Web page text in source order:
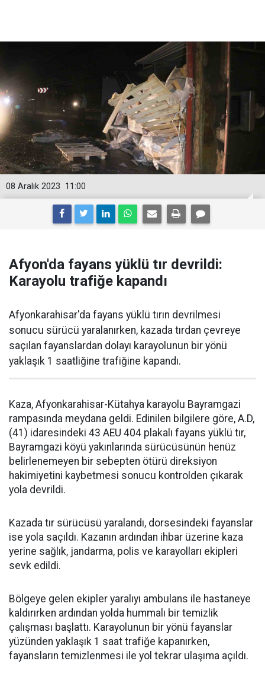
11:00
08 Aralık 2023
Afyon'da fayans yüklü tır devrildi:
Karayolu trafiğe kapandı
Afyonkarahisar'da fayans yüklü tırın devrilmesi
sonucu sürücü yaralanırken, kazada tırdan çevreye
saçılan fayanslardan dolayı karayolunun bir yönü
yaklaşık 1 saatliğine trafiğine kapandı.
Kaza, Afyonkarahisar-Kütahya karayolu Bayramgazi
rampasında meydana geldi. Edinilen bilgilere göre, A.D,
(41) idaresindeki 43 AEU 404 plakalı fayans yüklü tır,
Bayramgazi köyü yakınlarında sürücüsünün henüz
belirlenemeyen bir sebepten ötürü direksiyon
hakimiyetini kaybetmesi sonucu kontrolden çıkarak
yola devrildi.
Kazada tır sürücüsü yaralandı, dorsesindeki fayanslar
ise yola saçıldı. Kazanın ardından ihbar üzerine kaza
yerine sağlık, jandarma, polis ve karayolları ekipleri
sevk edildi.
Bölgeye gelen ekipler yaralıyı ambulans ile hastaneye
kaldırırken ardından yolda hummalı bir temizlik
çalışması başlattı. Karayolunun bir yönü fayanslar
yüzünden yaklaşık 1 saat trafiğe kapanırken,
fayansların temizlenmesi ile yol tekrar ulaşıma açıldı.